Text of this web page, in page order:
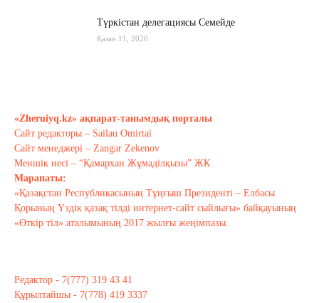
Түркістан делегациясы Семейде
Қазан 11, 2020
Қазан 10, 2020
Тағы оқу
«Zheruiyq.kz» ақпарат-танымдық порталы
Сайт редакторы – Sailau Omirtai
Сайт менеджері – Zangar Zekenov
Меншік иесі – “Қамархан Жұмаділқызы” ЖК
Марапаты:
«Қазақстан Республикасының Тұңғыш Президенті – Елбасы
Қорының Үздік қазақ тілді интернет-сайт сыйлығы» байқауының
«Өткір тіл» аталымының 2017 жылғы жеңімпазы.
Редактор - 7(777) 319 43 41
Құрылтайшы - 7(778) 419 3337